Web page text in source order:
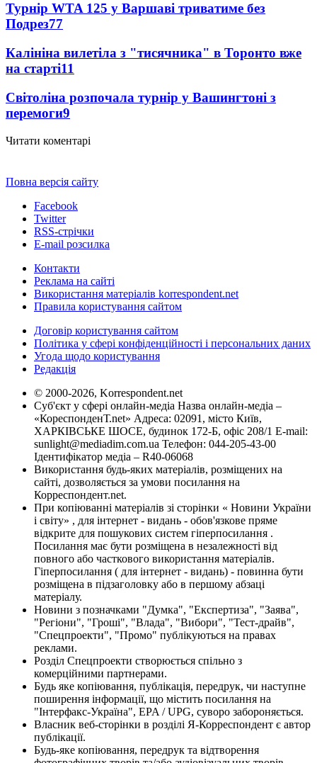
Турнір WTA 125 у Варшаві триватиме без
Подрез77
Калініна вилетіла з "тисячника" в Торонто вже
на старті11
Світоліна розпочала турнір у Вашингтоні з
перемоги9
Читати коментарі
Повна версія сайту
Facebook
Twitter
RSS-стрічки
E-mail розсилка
Контакти
Реклама на сайті
Використання матеріалів korrespondent.net
Правила користування сайтом
Договір користування сайтом
Політика у сфері конфіденційності і персональних даних
Угода щодо користування
Редакція
© 2000-2026, Korrespondent.net
Суб'єкт у сфері онлайн-медіа Назва онлайн-медіа –
«КореспонденТ.net» Адреса: 02091, місто Київ,
ХАРКІВСЬКЕ ШОСЕ, будинок 172-Б, офіс 208/1 E-mail:
sunlight@mediadim.com.ua Телефон: 044-205-43-00
Ідентифікатор медіа – R40-06068
Використання будь-яких матеріалів, розміщених на
сайті, дозволяється за умови посилання на
Корреспондент.net.
При копіюванні матеріалів зі сторінки « Новини України
і світу» , для інтернет - видань - обов'язкове пряме
відкрите для пошукових систем гіперпосилання .
Посилання має бути розміщена в незалежності від
повного або часткового використання матеріалів.
Гіперпосилання ( для інтернет - видань) - повинна бути
розміщена в підзаголовку або в першому абзаці
матеріалу.
Новини з позначками "Думка", "Експертиза", "Заява",
"Регіони", "Гроші", "Влада", "Вибори", "Тест-драйв",
"Спецпроекти", "Промо" публікуються на правах
реклами.
Розділ Спецпроекти створюється спільно з
комерційними партнерами.
Будь яке копіювання, публікація, передрук, чи наступне
поширення інформації, що містить посилання на
"Інтерфакс-Україна", EPA / UPG, суворо забороняється.
Власник веб-сторінки в розділі Я-Корреспондент є автор
публікації.
Будь-яке копіювання, передрук та відтворення